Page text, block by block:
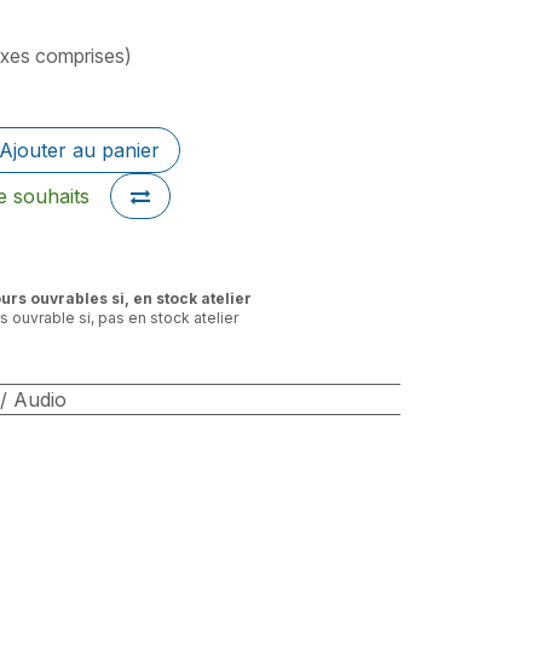
comprises)
Ajouter au panier
souhaits
ouvrables si, en stock atelier
ouvrable si, pas en stock atelier
Audio